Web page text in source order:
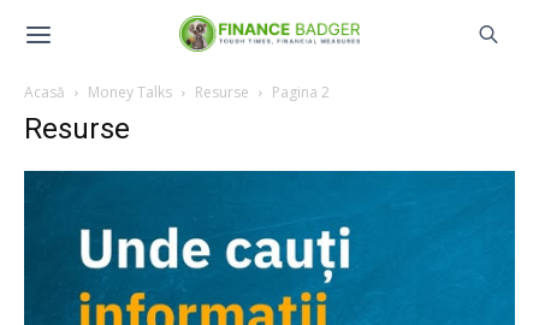
Acasă Money Talks Resurse Pagina 2
Resurse